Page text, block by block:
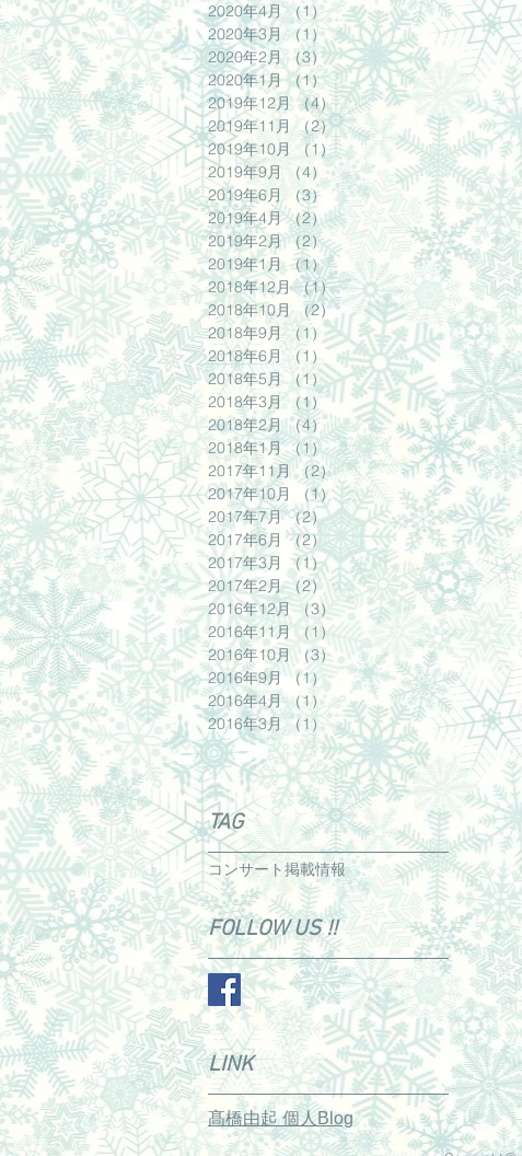
2020年4月
（1）1件の記事
2020年3月
（1）1件の記事
2020年2月 （3）3件の記事
2020年1月 （1） 1件の記事
2019年12月
（4）4件の記事
2019年11月
（2）2件の記事
2019年10月
（1）1件の記事
2019年9月
（4） 4件の記事
2019年6月
（3）
3件の記事
2019年4月 （2）2件の記事
2019年2月 （2）2件の記事
2019年1月 （1）1件の記事
2018年12月 （1）1件の記事
2018年10月
（2）2件の記事
2018年9月
（1）1件の記事
2018年6月 （1） 1件の記事
2018年5月 （1）1件の記事
2018年3月
（1）1件の記事
2018年2月 （4）4件の記事
2018年1月 （1）1件の記事
2017年11月 （2）2件の記事
2017年10月
（1）1件の記事
2017年7月 （2）2件の記事
2017年6月 （2）
2件の記事
2017年3月
（1）1件の記事
2017年2月 （2）2件の記事
2016年12月
（3）
3件の記事
2016年11月
（1） 1件の記事
2016年10月 （3） 3件の記事
2016年9月 （1） 1件の記事
2016年4月 （1）1件の記事
2016年3月 （1）1件の記事
TAG
コンサート掲載情報
FOLLOW US !!
LINK
髙橋由起 個人Blog